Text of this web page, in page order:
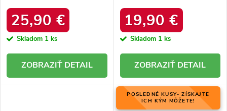
25,90 €
Skladom 1 ks
DETAIL
20216-4F LIGHT BEIGE
19,90 €
Skladom 1 ks
DETAIL
POSLEDNÉ KUSY- ZÍSKAJTE
ICH KÝM MÔŽETE!